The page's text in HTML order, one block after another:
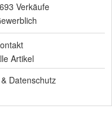
Verkäufe
Artikel
& Datenschutz